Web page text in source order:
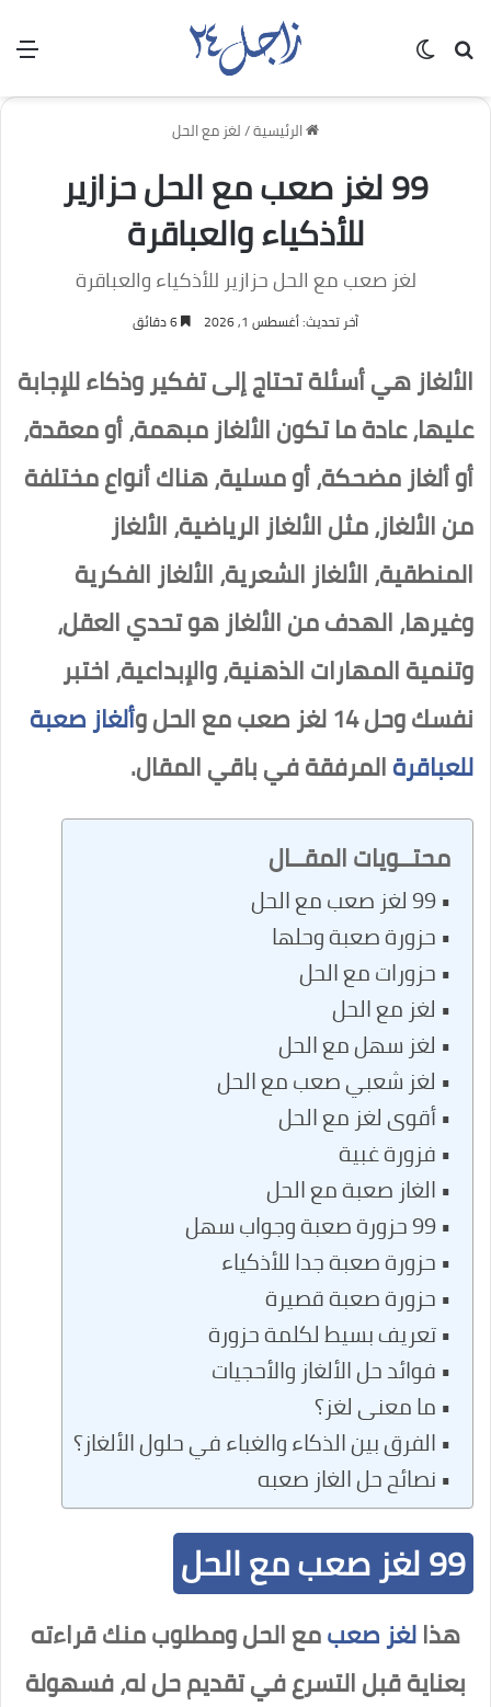
بحث عن
الرئيسية/لغز مع الحل
99 لغز صعب مع الحل حزازير
للأذكياء والعباقرة
لغز صعب مع الحل حزازير للأذكياء والعباقرة
آخر تحديث: أغسطس 1, 2026
الألغاز هي أسئلة تحتاج إلى تفكير وذكاء للإجابة
عليها، عادة ما تكون الألغاز مبهمة، أو معقدة،
أو ألغاز مضحكة، أو مسلية، هناك أنواع مختلفة
من الألغاز، مثل الألغاز الرياضية، الألغاز
المنطقية، الألغاز الشعرية، الألغاز الفكرية
وغيرها، الهدف من الألغاز هو تحدي العقل،
وتنمية المهارات الذهنية، والإبداعية، اختبر
نفسك وحل 14 لغز صعب مع الحل و
ألغاز صعبة
للعباقرةالمرفقة في باقي المقال.
محتــويات المقــال
99 لغز صعب مع الحل
حزورة صعبة وحلها
حزورات مع الحل
لغز مع الحل
لغز سهل مع الحل
لغز شعبي صعب مع الحل
أقوى لغز مع الحل
فزورة غبية
الغاز صعبة مع الحل
99 حزورة صعبة وجواب سهل
حزورة صعبة جدا للأذكياء
حزورة صعبة قصيرة
تعريف بسيط لكلمة حزورة
فوائد حل الألغاز والأحجيات
ما معنى لغز؟
الفرق بين الذكاء والغباء في حلول الألغاز؟
نصائح حل الغاز صعبه
99 لغز صعب مع الحل
هذالغز صعبمع الحل ومطلوب منك قراءته
بعناية قبل التسرع في تقديم حل له، فسهولة